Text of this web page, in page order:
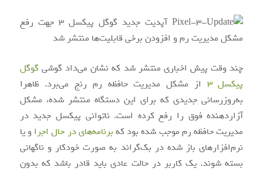
چند وقت پیش اخباری منتشر شد که نشان می‌داد گوشی گوگل
پیکسل 3
از مشکل مدیریت حافظه رم رنج می‌برد. ظاهرا
به‌روزرسانی جدیدی که برای این دستگاه منتشر شده، مشکل
آزاردهنده فوق را رفع کرده است. ناتوانی پیکسل جدید در
مدیریت حافظه رم موجب شده بود که برنامه‌های در حال اجرا و یا
نرم‌افزارهای باز شده در بک‌گراند به صورت خودکار و ناگهانی
بسته شوند. یک کاربر در حالت عادی باید قادر باشد که بدون